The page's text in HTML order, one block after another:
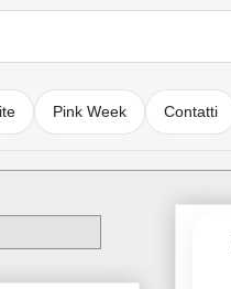
Pink Week Contatti